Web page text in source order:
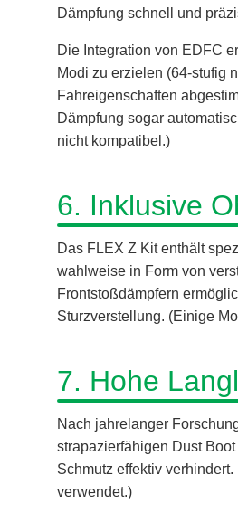
Dämpfung schnell und
Die Integration von EDFC
Modi zu erzielen (64-stufig
Fahreigenschaften
Dämpfung sogar
nicht kompatibel.)
6. Inklusive
Das FLEX Z Kit enthält
wahlweise in Form von
Frontstoßdämpfern
Sturzverstellung. (Einige
7. Hohe
Nach jahrelanger
strapazierfähigen Dust
Schmutz effektiv
verwendet.)